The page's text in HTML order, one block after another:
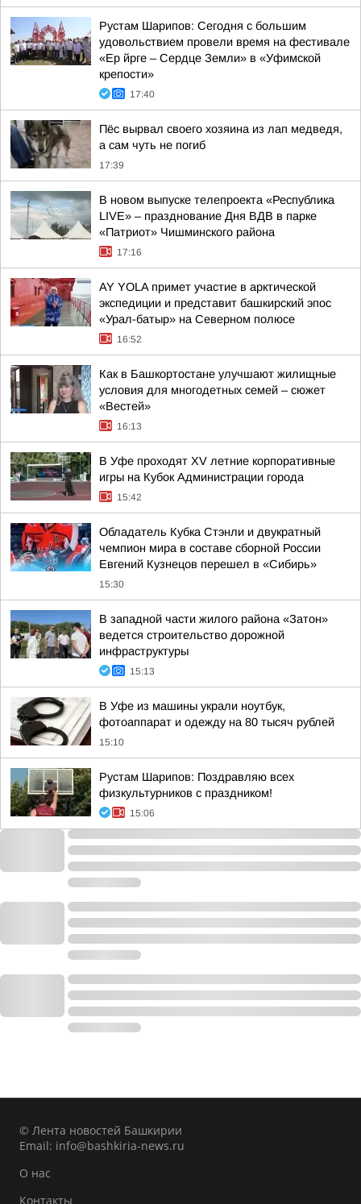
Рустам Шарипов: Сегодня с большим
удовольствием провели время на фестивале
«Ер йрге – Сердце Земли» в «Уфимской
крепости»
17:40
Пёс вырвал своего хозяина из лап медведя,
а сам чуть не погиб
17:39
В новом выпуске телепроекта «Республика
LIVE» – празднование Дня ВДВ в парке
«Патриот» Чишминского района
17:16
AY YOLA примет участие в арктической
экспедиции и представит башкирский эпос
«Урал-батыр» на Северном полюсе
16:52
Как в Башкортостане улучшают жилищные
условия для многодетных семей – сюжет
«Вестей»
16:13
В Уфе проходят XV летние корпоративные
игры на Кубок Администрации города
15:42
Обладатель Кубка Стэнли и двукратный
чемпион мира в составе сборной России
Евгений Кузнецов перешел в «Сибирь»
15:30
В западной части жилого района «Затон»
ведется строительство дорожной
инфраструктуры
15:13
В Уфе из машины украли ноутбук,
фотоаппарат и одежду на 80 тысяч рублей
15:10
Рустам Шарипов: Поздравляю всех
физкультурников с праздником!
15:06
© Лента новостей Башкирии
Email: info@bashkiria-news.ru
О нас
Контакты